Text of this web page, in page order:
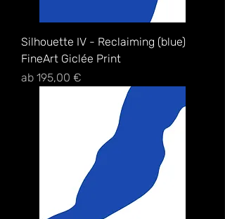
Silhouette IV - Reclaiming (blue)
FineArt Giclée Print
ab 195,00 €
Sale-Preis